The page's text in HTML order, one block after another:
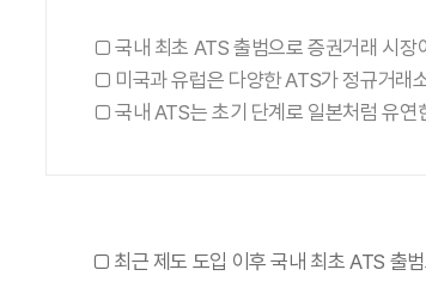
□ 국내 최초 ATS 출범으로 증권거래 시장
□ 미국과 유럽은 다양한 ATS가 정규거래
□ 국내 ATS는 초기 단계로 일본처럼 유연
□ 최근 제도 도입 이후 국내 최초 ATS 출